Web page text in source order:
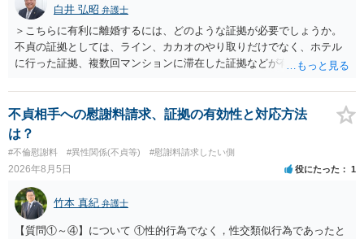
白井 弘昭 弁護士
＞こちらに有利に離婚するには、どのような証拠が必要でしょうか。
不貞の証拠としては、ライン、カカオのやり取りだけでなく、ホテル
に行った証拠、複数回マンションに滞在した証拠などが有効です。 不
婚する、慰謝料をとるなど）ことができると思われます。 ただし、不
貞発覚後、長期間同居を続けると、不貞を許したとの評価につながる
場合がありますので、ご注意ください。 以上、ご参考まで。
不貞相手への慰謝料請求、証拠の有効性と対応方法
は？
#不倫慰謝料 #異性関係(不貞等) #慰謝料請求したい側
2026年8月5日 役にたった 1
竹本 真紀 弁護士
【質問①～④】について ①性的行為でなく，性交類似行為であったと